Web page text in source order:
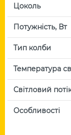
Цоколь
Потужність, Вт
Тип колби
Температура
Світловий
Особливості